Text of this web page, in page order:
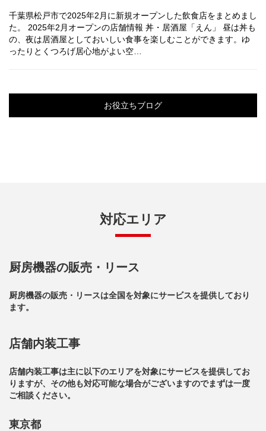
千葉県松戸市で2025年2月に新規オープンした飲食店をまとめまし
た。 2025年2月オープンの店舗情報 丼・居酒屋「えん」 昼は丼も
の、夜は居酒屋としておいしい食事を楽しむことができます。ゆ
ったりとくつろげ居心地がよい空…
お役立ちブログ
対応エリア
厨房機器の販売・リース
厨房機器の販売・リースは全国を対象にサービスを提供しており
ます。
店舗内装工事
店舗内装工事は主に以下のエリアを対象にサービスを提供してお
りますが、その他も対応可能な場合がございますのでまずは一度
ご相談ください。
東京都